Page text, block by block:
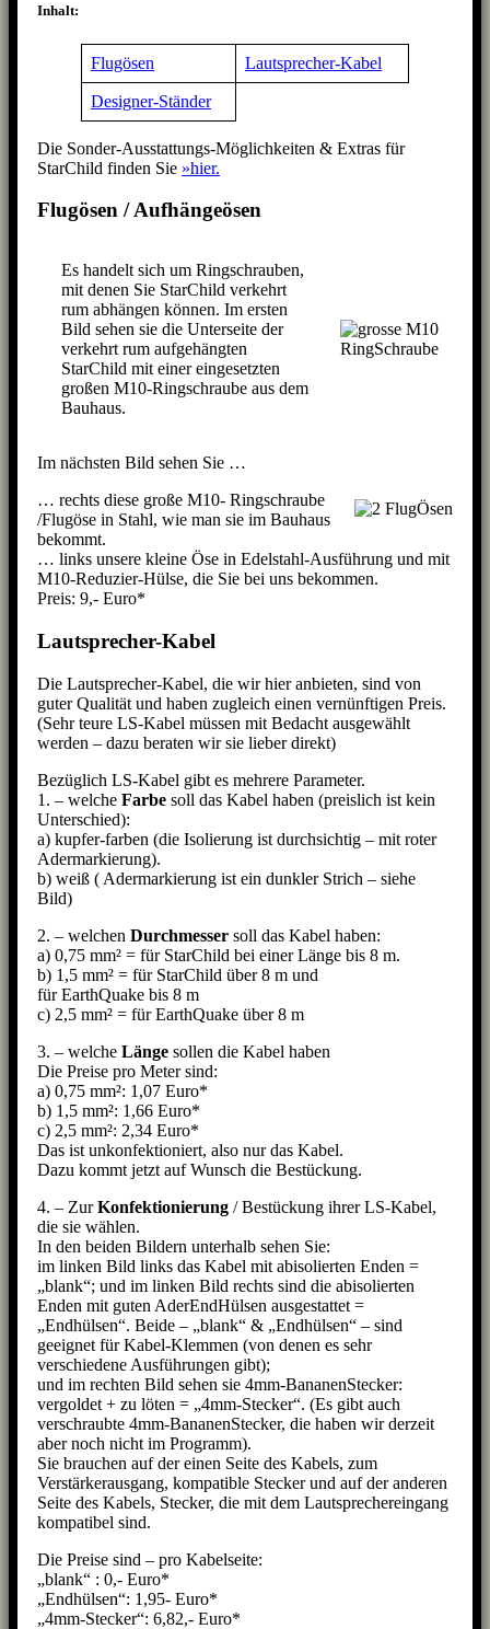
Inhalt:
Flugösen Lautsprecher-Kabel
Designer-Ständer
Die Sonder-Ausstattungs-Möglichkeiten & Extras für
StarChild finden Sie »hier.
Flugösen / Aufhängeösen
Es handelt sich um Ringschrauben,
mit denen Sie StarChild verkehrt
rum abhängen können. Im ersten
Bild sehen sie die Unterseite der
verkehrt rum aufgehängten
StarChild mit einer eingesetzten
großen M10-Ringschraube aus dem
Bauhaus.
Im nächsten Bild sehen Sie …
… rechts diese große M10- Ringschraube
/Flugöse in Stahl, wie man sie im Bauhaus
bekommt.
… links unsere kleine Öse in Edelstahl-Ausführung und mit
M10-Reduzier-Hülse, die Sie bei uns bekommen.
Preis: 9,- Euro*
Lautsprecher-Kabel
Die Lautsprecher-Kabel, die wir hier anbieten, sind von
guter Qualität und haben zugleich einen vernünftigen Preis.
(Sehr teure LS-Kabel müssen mit Bedacht ausgewählt
werden – dazu beraten wir sie lieber direkt)
Bezüglich LS-Kabel gibt es mehrere Parameter.
1. – welche Farbe soll das Kabel haben (preislich ist kein
Unterschied):
a) kupfer-farben (die Isolierung ist durchsichtig – mit roter
Adermarkierung).
b) weiß ( Adermarkierung ist ein dunkler Strich – siehe
Bild)
2. – welchen Durchmesser soll das Kabel haben:
a) 0,75 mm² = für StarChild bei einer Länge bis 8 m.
b) 1,5 mm² = für StarChild über 8 m und
für EarthQuake bis 8 m
c) 2,5 mm² = für EarthQuake über 8 m
3. – welche Länge sollen die Kabel haben
Die Preise pro Meter sind:
a) 0,75 mm²: 1,07 Euro*
b) 1,5 mm²: 1,66 Euro*
c) 2,5 mm²: 2,34 Euro*
Das ist unkonfektioniert, also nur das Kabel.
Dazu kommt jetzt auf Wunsch die Bestückung.
4. – ZurKonfektionierung / Bestückung ihrer LS-Kabel,
die sie wählen.
In den beiden Bildern unterhalb sehen Sie:
im linken Bild links das Kabel mit abisolierten Enden =
„blank“; und im linken Bild rechts sind die abisolierten
Enden mit guten AderEndHülsen ausgestattet =
„Endhülsen“. Beide – „blank“ & „Endhülsen“ – sind
geeignet für Kabel-Klemmen (von denen es sehr
verschiedene Ausführungen gibt);
und im rechten Bild sehen sie 4mm-BananenStecker:
vergoldet + zu löten = „4mm-Stecker“. (Es gibt auch
verschraubte 4mm-BananenStecker, die haben wir derzeit
aber noch nicht im Programm).
Sie brauchen auf der einen Seite des Kabels, zum
Verstärkerausgang, kompatible Stecker und auf der anderen
Seite des Kabels, Stecker, die mit dem Lautsprechereingang
kompatibel sind.
Die Preise sind – pro Kabelseite:
„blank“ : 0,- Euro*
„Endhülsen“: 1,95- Euro*
„4mm-Stecker“: 6,82,- Euro*